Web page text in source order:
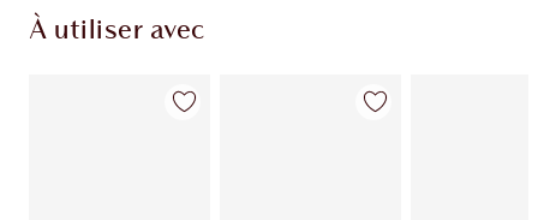
À utiliser avec